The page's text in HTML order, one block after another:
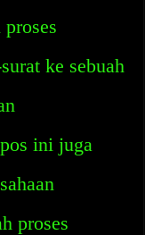
ke sebuah
ini juga
proses